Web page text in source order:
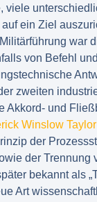
viele
ein Ziel
war
von Befehl
zweiten
Akkord- und
Winslow Taylor
der
der Trennung
bekannt als
Art